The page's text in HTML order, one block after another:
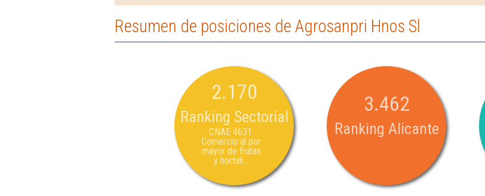
Resumen de posiciones de Agrosanpri Hnos Sl
2.170
Ranking Sectorial
CNAE 4631:
Comercio al por
mayor de frutas
y hortali...
3.462
Ranking Alicante